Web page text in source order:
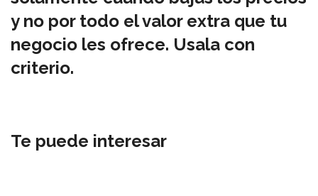
y no por todo el valor extra que tu
negocio les ofrece. Usala con
criterio.
Te puede interesar